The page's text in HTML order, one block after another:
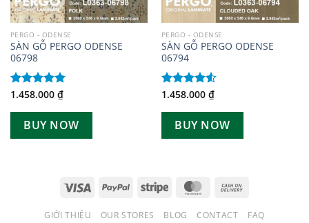
PERGO - ODENSE
SÀN GỖ PERGO ODENSE
06798
Được xếp
1.458.000 ₫
BUY NOW
PERGO - ODENSE
SÀN GỖ PERGO ODENSE
06794
Được xếp
1.458.000 ₫
BUY NOW
GIỚI THIỆU OUR STORES BLOG CONTACT FAQ